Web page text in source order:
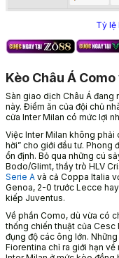
Tỷ lệ
Kèo Châu Á
Sàn giao dịch Châu Á
này. Điểm ăn của đội chủ
cửa Inter Milan có mức lợi
Việc Inter Milan không phải
hời” cho giới đầu tư. Phong
ổn định. Bỏ qua những cú
Bodo/Glimt, thầy trò HLV
Serie A và cả Coppa Italia
Genoa, 2-0 trước Lecce
kiếp Juventus.
Về phần Como, dù vừa có
thống chiến thuật của
đụng độ các ông lớn.
Fiorentina chỉ ra giới hạn về